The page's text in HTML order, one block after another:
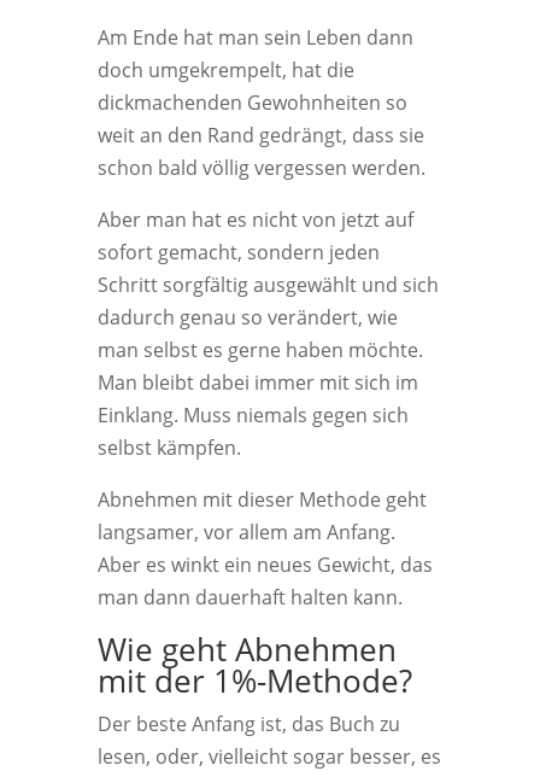
Am Ende hat man sein Leben dann
doch umgekrempelt, hat die
dickmachenden Gewohnheiten so
weit an den Rand gedrängt, dass sie
schon bald völlig vergessen werden.
Aber man hat es nicht von jetzt auf
sofort gemacht, sondern jeden
Schritt sorgfältig ausgewählt und sich
dadurch genau so verändert, wie
man selbst es gerne haben möchte.
Man bleibt dabei immer mit sich im
Einklang. Muss niemals gegen sich
selbst kämpfen.
Abnehmen mit dieser Methode geht
langsamer, vor allem am Anfang.
Aber es winkt ein neues Gewicht, das
man dann dauerhaft halten kann.
Wie geht Abnehmen
mit der 1%-Methode?
Der beste Anfang ist, das Buch zu
lesen, oder, vielleicht sogar besser, es